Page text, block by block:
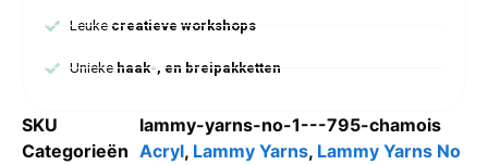
Leuke creatieve workshops
Uniekehaak-, en breipakketten
SKU
lammy-yarns-no-1---795-chamois
Categorieën Acryl, Lammy Yarns, Lammy Yarns No